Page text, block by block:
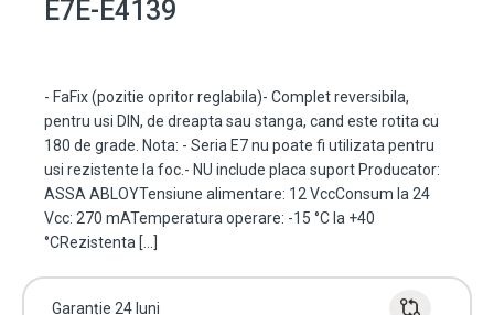
E7E-E4139
- FaFix (pozitie opritor reglabila)- Complet reversibila,
pentru usi DIN, de dreapta sau stanga, cand este rotita cu
180 de grade. Nota: - Seria E7 nu poate fi utilizata pentru
usi rezistente la foc.- NU include placa suport Producator:
ASSA ABLOYTensiune alimentare: 12 VccConsum la 24
Vcc: 270 mATemperatura operare: -15 °C la +40
°CRezistenta […]
Garanție 24 luni